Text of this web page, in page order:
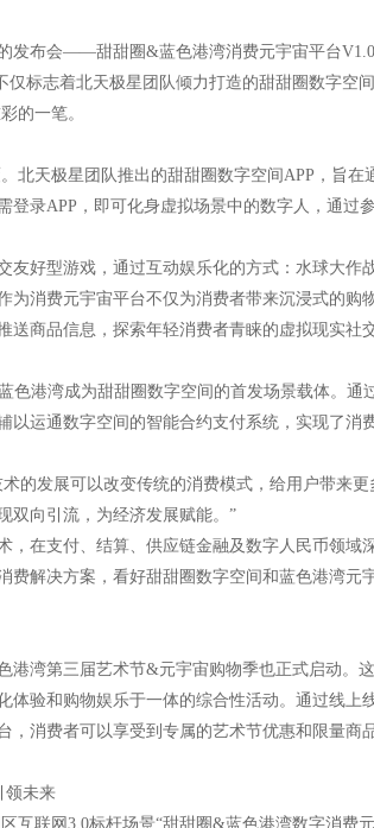
发布会——甜甜圈&蓝色港湾消费元宇宙平台
标志着北天极星团队倾力打造的甜甜圈数字空
的一笔。
北天极星团队推出的甜甜圈数字空间APP，旨
录APP，即可化身虚拟场景中的数字人，通过
好型游戏，通过互动娱乐化的方式：水球大作
为消费元宇宙平台不仅为消费者带来沉浸式的购
商品信息，探索年轻消费者青睐的虚拟现实社
色港湾成为甜甜圈数字空间的首发场景载体。通
以运通数字空间的智能合约支付系统，实现了消
的发展可以改变传统的消费模式，给用户带来
双向引流，为经济发展赋能。”
，在支付、结算、供应链金融及数字人民币领域
费解决方案，看好甜甜圈数字空间和蓝色港湾元
港湾第三届艺术节&元宇宙购物季也正式启动。
验和购物娱乐于一体的综合性活动。通过线上
消费者可以享受到专属的艺术节优惠和限量商
领未来
互联网3.0标杆场景“甜甜圈&蓝色港湾数字消费